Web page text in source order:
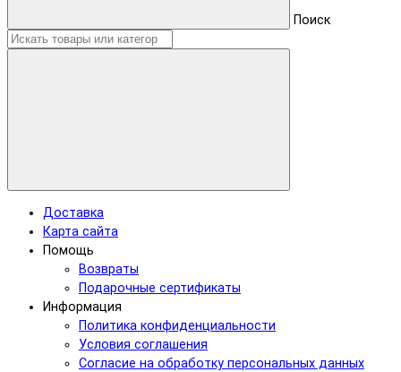
Поиск
Доставка
Карта сайта
Помощь
Возвраты
Подарочные сертификаты
Информация
Политика конфиденциальности
Условия соглашения
Согласие на обработку персональных данных